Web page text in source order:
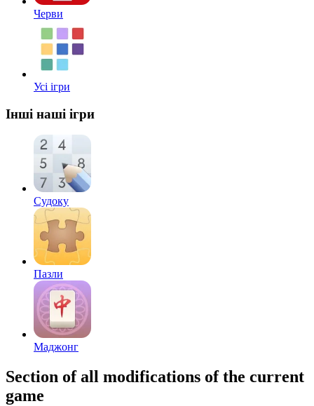
Черви
Усі ігри
Інші наші ігри
Судоку
Пазли
Маджонг
Section of all modifications of the current
game